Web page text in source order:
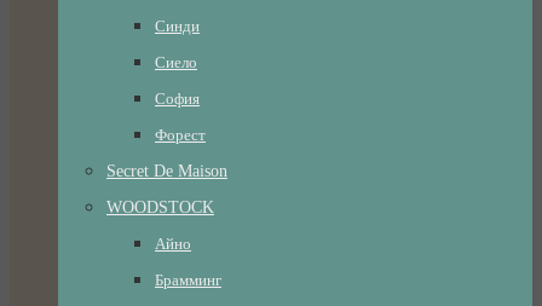
Синди
Сиело
София
Форест
Secret De Maison
WOODSTOCK
Айно
Брамминг